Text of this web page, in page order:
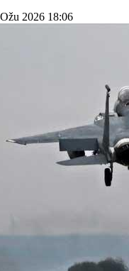
2026 18:06